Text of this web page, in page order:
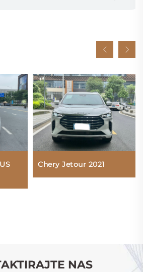
Chery Jetour 2021
NAS